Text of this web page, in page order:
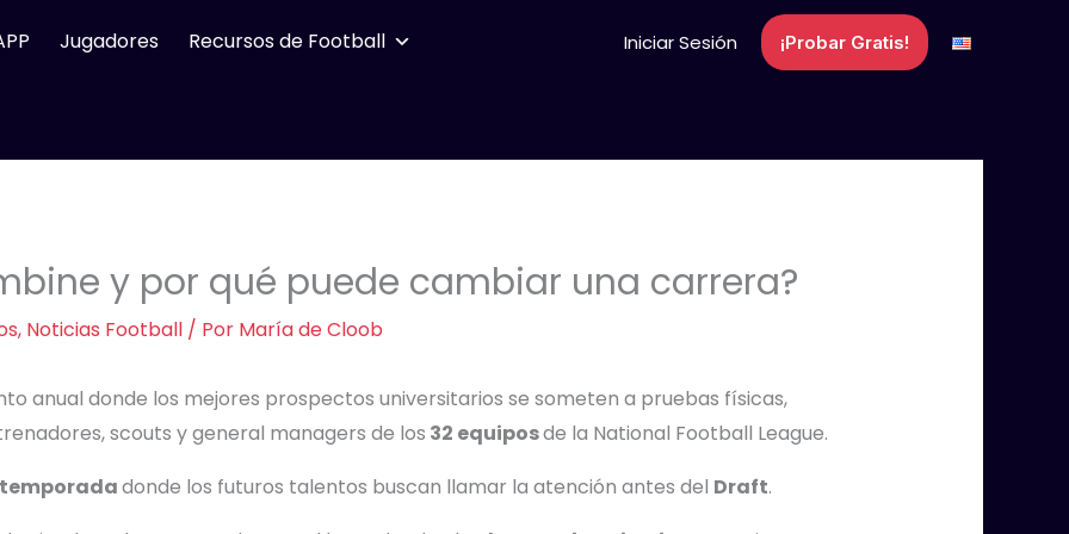
Jugadores Recursos de Football Iniciar Sesión ¡Probar Gratis!
y por qué puede cambiar una carrera?
, Noticias Football/ Por María de Cloob
anual donde los mejores prospectos universitarios se someten a pruebas físicas,
scouts y general managers de los 32 equiposde la National Football League.
donde los futuros talentos buscan llamar la atención antes del Draft.